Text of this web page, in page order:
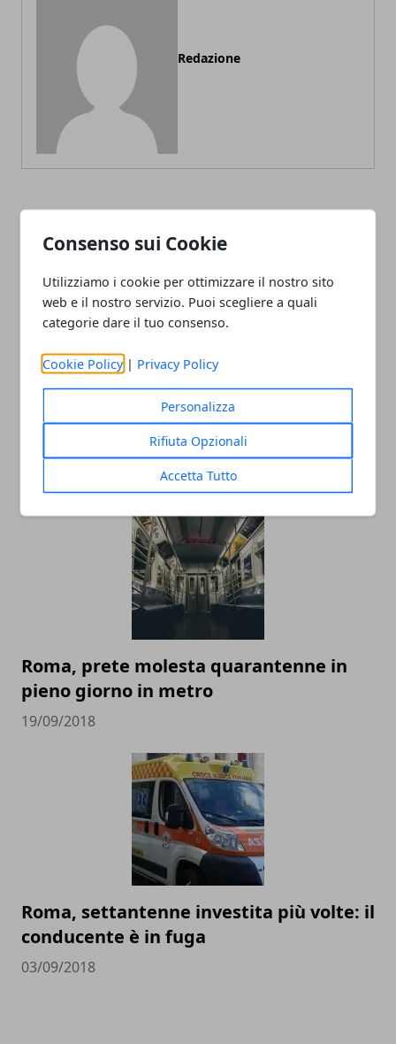
Consenso sui Cookie
Utilizziamo i cookie per ottimizzare il nostro sito
web e il nostro servizio. Puoi scegliere a quali
categorie dare il tuo consenso.
Cookie Policy | Privacy Policy
Personalizza
Rifiuta Opzionali
Accetta Tutto
Redazione
Rebibbia, detenuta uccide i suoi due
bambini gettandoli dalle scale
Roma, prete molesta quarantenne in
pieno giorno in metro
19/09/2018
Roma, settantenne investita più volte: il
conducente è in fuga
03/09/2018